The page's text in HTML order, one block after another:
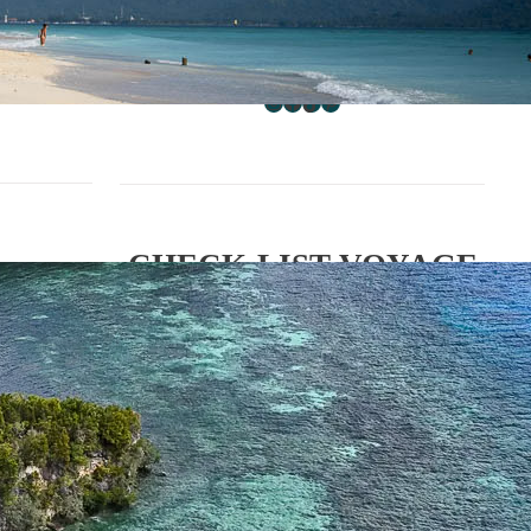
data
AVENTURES
InstagramFacebook TikTok Pinterest
CHECK-LIST VOYAGE
🎁 Gratuit
Reçois ta check-list
voyage
100 items à cochersur unPDF
interactifpour être sur de nerien